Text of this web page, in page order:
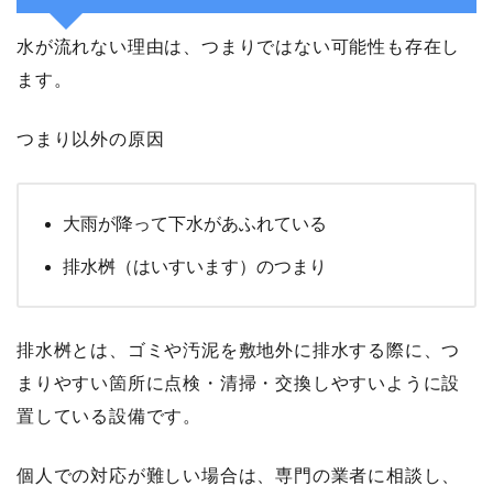
水が流れない理由は、つまりではない可能性も存在し
ます。
つまり以外の原因
大雨が降って下水があふれている
排水桝（はいすいます）のつまり
排水桝とは、ゴミや汚泥を敷地外に排水する際に、つ
まりやすい箇所に点検・清掃・交換しやすいように設
置している設備です。
個人での対応が難しい場合は、専門の業者に相談し、